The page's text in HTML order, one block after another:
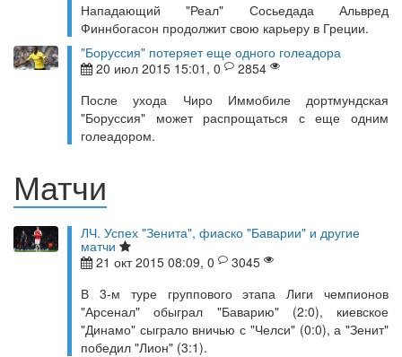
Нападающий "Реал" Сосьедада Альвред
Финнбогасон продолжит свою карьеру в Греции.
"Боруссия" потеряет еще одного голеадора
20 июл 2015 15:01, 0
2854
После ухода Чиро Иммобиле дортмундская
"Боруссия" может распрощаться с еще одним
голеадором.
Матчи
ЛЧ. Успех "Зенита", фиаско "Баварии" и другие
матчи
21 окт 2015 08:09, 0
3045
В 3-м туре группового этапа Лиги чемпионов
"Арсенал" обыграл "Баварию" (2:0), киевское
"Динамо" сыграло вничью с "Челси" (0:0), а "Зенит"
победил "Лион" (3:1).